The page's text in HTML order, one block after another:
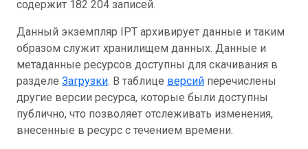
содержит 182 204 записей.
Данный экземпляр IPT архивирует данные и таким
образом служит хранилищем данных. Данные и
метаданные ресурсов доступны для скачивания в
разделе Загрузки. В таблице версий перечислены
другие версии ресурса, которые были доступны
публично, что позволяет отслеживать изменения,
внесенные в ресурс с течением времени.